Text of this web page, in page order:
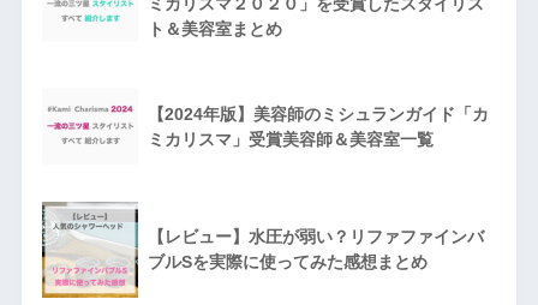
ミカリスマ２０２０」を受賞したスタイリス
ト＆美容室まとめ
【2024年版】美容師のミシュランガイド「カ
ミカリスマ」受賞美容師＆美容室一覧
【レビュー】水圧が弱い？リファファインバ
ブルSを実際に使ってみた感想まとめ